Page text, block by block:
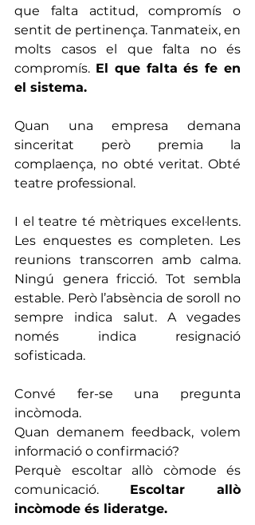
que falta actitud, compromís o
sentit de pertinença. Tanmateix, en
molts casos el que falta no és
compromís. El que falta és fe en
el sistema.
Quan una empresa demana
sinceritat però premia la
complaença, no obté veritat. Obté
teatre professional.
I el teatre té mètriques excel·lents.
Les enquestes es completen. Les
reunions transcorren amb calma.
Ningú genera fricció. Tot sembla
estable. Però l’absència de soroll no
sempre indica salut. A vegades
només indica resignació
sofisticada.
Convé fer-se una pregunta
incòmoda.
Quan demanem feedback, volem
informació o confirmació?
Perquè escoltar allò còmode és
comunicació. Escoltar allò
incòmode és lideratge.